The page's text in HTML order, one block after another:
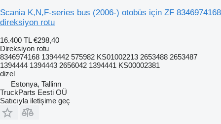
Scania K,N,F-series bus (2006-) otobüs için ZF 8346974168
direksiyon rotu
16.400 TL €298,40
Direksiyon rotu
8346974168 1394442 575982 KS01002213 2653488 2653487
1394444 1394443 2656042 1394441 KS00002381
dizel
Estonya, Tallinn
TruckParts Eesti OÜ
Satıcıyla iletişime geç